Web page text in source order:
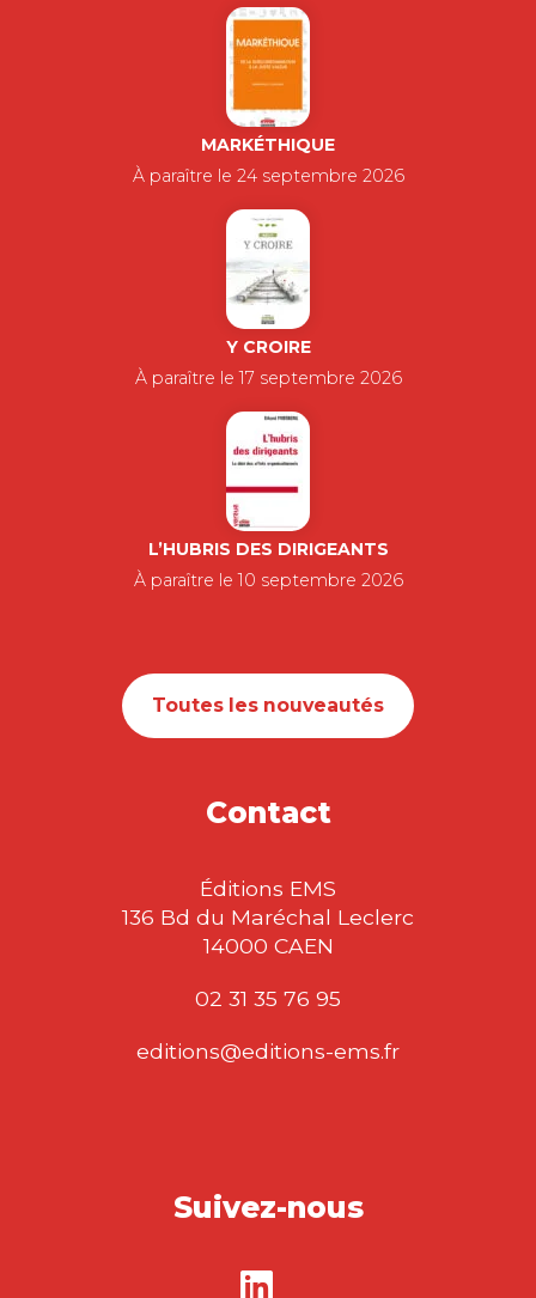
MARKÉTHIQUE
À paraître le 24 septembre 2026
Y CROIRE
À paraître le 17 septembre 2026
L’HUBRIS DES DIRIGEANTS
À paraître le 10 septembre 2026
Toutes les nouveautés
Contact
Éditions EMS
136 Bd du Maréchal Leclerc
14000 CAEN
02 31 35 76 95
editions@editions-ems.fr
Suivez-nous